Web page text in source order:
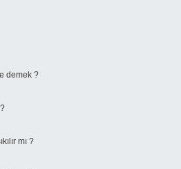
demek ?
mı ?